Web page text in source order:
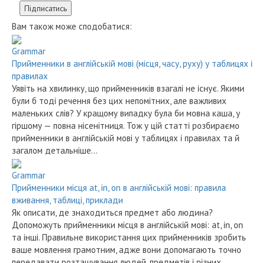
Вам також може сподобатися:
Grammar
Прийменники в англійській мові (місця, часу, руху) у таблицях і
правилах
Уявіть на хвилинку, що прийменників взагалі не існує. Якими
були б тоді речення без цих непомітних, але важливих
маленьких слів? У кращому випадку була би мовна каша, у
гіршому — повна нісенітниця. Тож у цій статті розбираємо
прийменники в англійській мові у таблицях і правилах та й
загалом детальніше…
Grammar
Прийменники місця at, in, on в англійській мові: правила
вживання, таблиці, приклади
Як описати, де знаходиться предмет або людина?
Допоможуть прийменники місця в англійській мові: at, in, on
та інші. Правильне використання цих прийменників зробить
ваше мовлення грамотним, адже вони допомагають точно